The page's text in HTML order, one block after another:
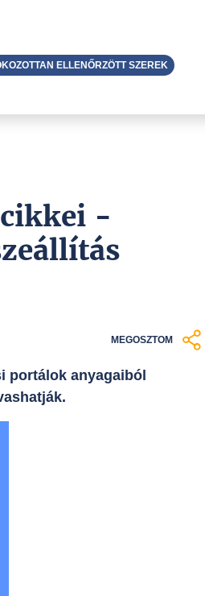
-
MEGOSZTOM
portálok anyagaiból
ELLENŐRZÖTT SZEREK